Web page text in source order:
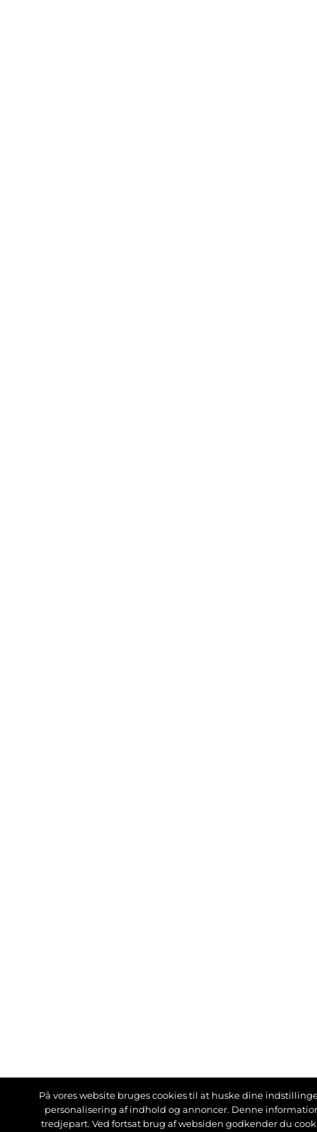
På vores website bruges cookies til at huske dine
personalisering af indhold og annoncer. Denne
tredjepart. Ved fortsat brug af websiden godkender du